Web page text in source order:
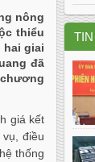
nông
thiểu
hai giai
đã
giá kết
điều
thống